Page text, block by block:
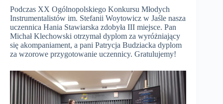
Podczas XX Ogólnopolskiego Konkursu Młodych
Instrumentalistów im. Stefanii Woytowicz w Jaśle nasza
uczennica Hania Stawiarska zdobyła III miejsce. Pan
Michał Klechowski otrzymał dyplom za wyróżniający
się akompaniament, a pani Patrycja Budziacka dyplom
za wzorowe przygotowanie uczennicy. Gratulujemy!